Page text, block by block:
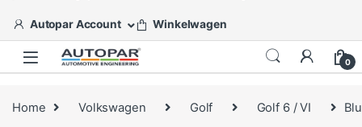
Autopar Account Winkelwagen
0
Home Volkswagen Golf Golf 6 / VI